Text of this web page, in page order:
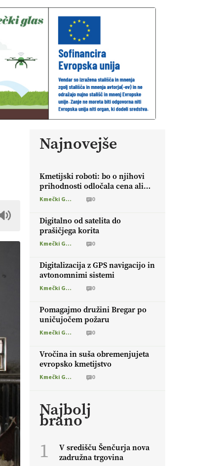
Najnovejše
Kmetijski roboti: bo o njihovi
prihodnosti odločala cena ali
prednosti za kmetijo?
Kmečki Glas 0
Digitalno od satelita do
prašičjega korita
Kmečki Glas 0
Digitalizacija z GPS navigacijo in
avtonomnimi sistemi
Kmečki Glas 0
Pomagajmo družini Bregar po
uničujočem požaru
Kmečki Glas 0
Vročina in suša obremenjujeta
evropsko kmetijstvo
Kmečki Glas 0
Najbolj
brano
1
V središču Šenčurja nova
zadružna trgovina